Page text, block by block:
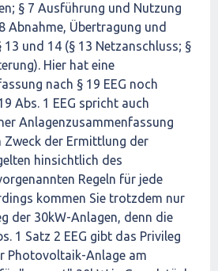
§ 7 Ausführung und Nutzung
Abnahme, Übertragung und
und 14 (§ 13 Netzanschluss; §
Hier hat eine
nach § 19 EEG noch
Abs. 1 EEG spricht auch
Anlagenzusammenfassung
Zweck der Ermittlung der
hinsichtlich des
Regeln für jede
kommen Sie trotzdem nur
der 30kW-Anlagen, denn die
1 Satz 2 EEG gibt das Privileg
Photovoltaik-Anlage am